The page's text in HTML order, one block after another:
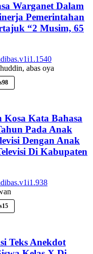
Warganet Dalam
Pemerintahan
“2 Musim, 65
abas oya
98
Kosa Kata Bahasa
Pada Anak
Dengan Anak
Di Kabupaten
15
Teks Anekdot